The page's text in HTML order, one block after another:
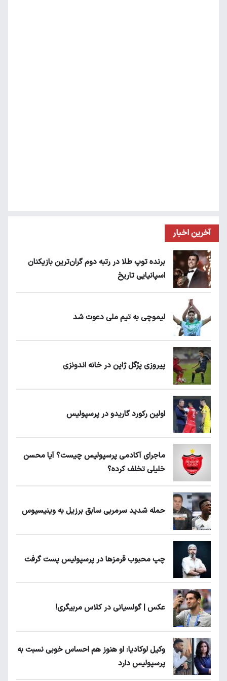
آخرین اخبار
برنده توپ طلا در رتبه دوم گران‌ترین بازیکنان
اسپانیایی تاریخ
لیموچی به تیم ملی دعوت شد
پیروزی پرُگل ژاپن در خانه اندونزی
اولین رکورد گاریدو در پرسپولیس
ماجرای آکادمی پرسپولیس چیست؟ آیا محسن
خلیلی تخلف کرده؟
حمله شدید سرمربی سابق برزیل به وینیسیوس
چپ محبوب قرمزها در پرسپولیس پست گرفت
عکس | گولسیانی در کلاس مربیگری!
وکیل لوکادیا: او هنوز هم احساس خوبی نسبت به
پرسپولیس دارد